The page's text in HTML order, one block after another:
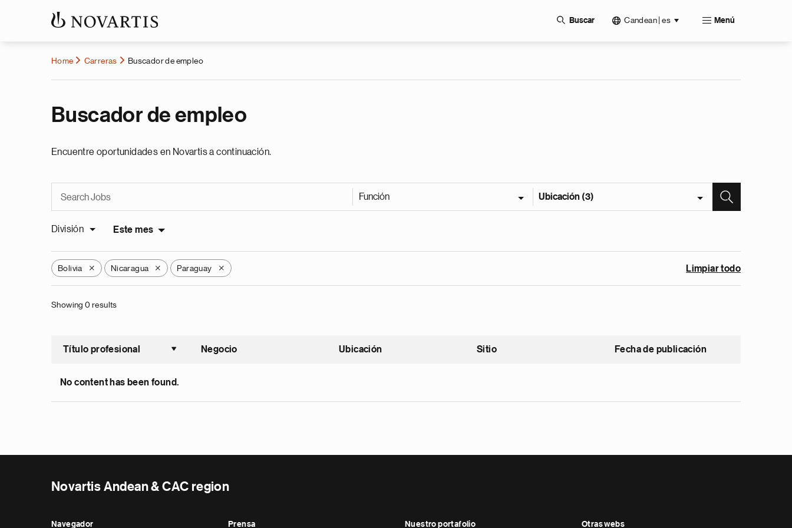
Buscar Candean | es Menú
Home Carreras Buscador de empleo
Buscador de empleo
Encuentre oportunidades en Novartis a continuación.
Función Ubicación (3)
División Este mes
Bolivia X Nicaragua X Paraguay X Limpiar todo
Showing 0 results
Título profesional
Ordenar ascendente
Negocio Ubicación Sitio Fecha de publicación
No content has been found.
Novartis Andean & CAC region
Navegador Prensa Nuestro portafolio Otras webs